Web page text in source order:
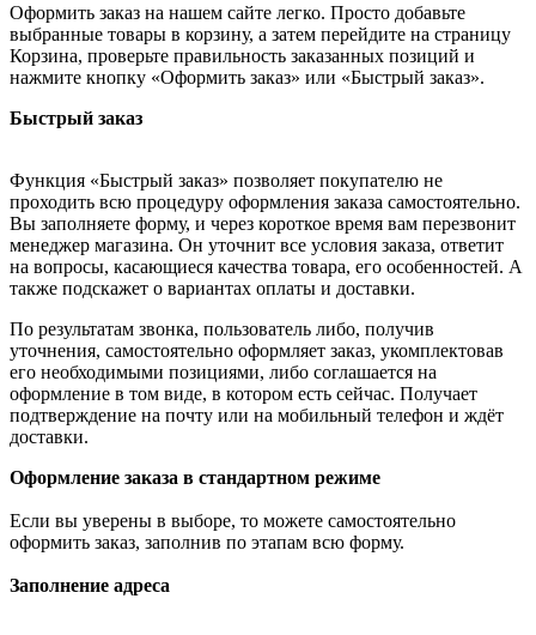
Оформить заказ на нашем сайте легко. Просто добавьте
выбранные товары в корзину, а затем перейдите на страницу
Корзина, проверьте правильность заказанных позиций и
нажмите кнопку «Оформить заказ» или «Быстрый заказ».
Быстрый заказ
Функция «Быстрый заказ» позволяет покупателю не
проходить всю процедуру оформления заказа самостоятельно.
Вы заполняете форму, и через короткое время вам перезвонит
менеджер магазина. Он уточнит все условия заказа, ответит
на вопросы, касающиеся качества товара, его особенностей. А
также подскажет о вариантах оплаты и доставки.
По результатам звонка, пользователь либо, получив
уточнения, самостоятельно оформляет заказ, укомплектовав
его необходимыми позициями, либо соглашается на
оформление в том виде, в котором есть сейчас. Получает
подтверждение на почту или на мобильный телефон и ждёт
доставки.
Оформление заказа в стандартном режиме
Если вы уверены в выборе, то можете самостоятельно
оформить заказ, заполнив по этапам всю форму.
Заполнение адреса